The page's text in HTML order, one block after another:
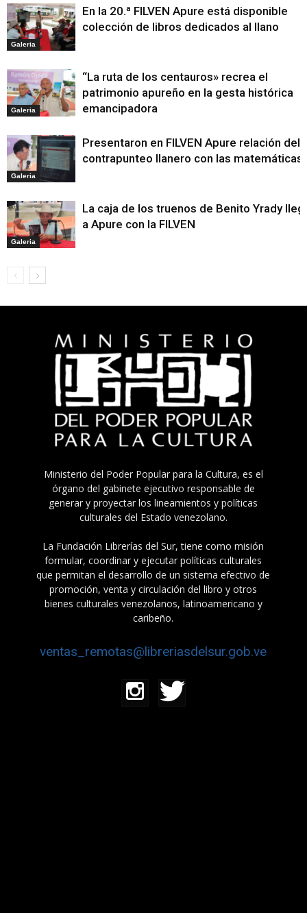
Galeria
En la 20.ª FILVEN Apure está disponible
colección de libros dedicados al llano
Galeria
“La ruta de los centauros» recrea el
patrimonio apureño en la gesta histórica
emancipadora
Galeria
Presentaron en FILVEN Apure relación del
contrapunteo llanero con las matemáticas
Galeria
La caja de los truenos de Benito Yrady
a Apure con la FILVEN
Ministerio del Poder Popular para la Cultura, es el
órgano del gabinete ejecutivo responsable de
generar y proyectar los lineamientos y políticas
culturales del Estado venezolano.
La Fundación Librerías del Sur, tiene como misión
formular, coordinar y ejecutar políticas culturales
que permitan el desarrollo de un sistema efectivo de
promoción, venta y circulación del libro y otros
bienes culturales venezolanos, latinoamericano y
caribeño.
ventas_remotas@libreriasdelsur.gob.ve